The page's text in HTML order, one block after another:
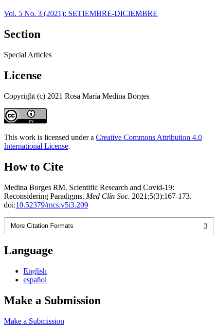
Vol. 5 No. 3 (2021): SETIEMBRE-DICIEMBRE
Section
Special Articles
License
Copyright (c) 2021 Rosa María Medina Borges
This work is licensed under a Creative Commons Attribution 4.0
International License.
How to Cite
Medina Borges RM. Scientific Research and Covid-19:
Reconsidering Paradigms. Med Clín Soc. 2021;5(3):167-173.
doi:10.52379/mcs.v5i3.209
More Citation Formats
Language
English
español
Make a Submission
Make a Submission